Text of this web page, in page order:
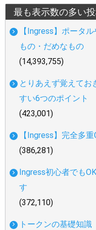
最も表示数の多い
【Ingress】ポータ
もの・だめなもの
(14,393,755)
とりあえず覚えてお
すい6つのポイント
(423,001)
【Ingress】完全多
(386,281)
Ingress初心者でも
す
(372,110)
トークンの基礎知識